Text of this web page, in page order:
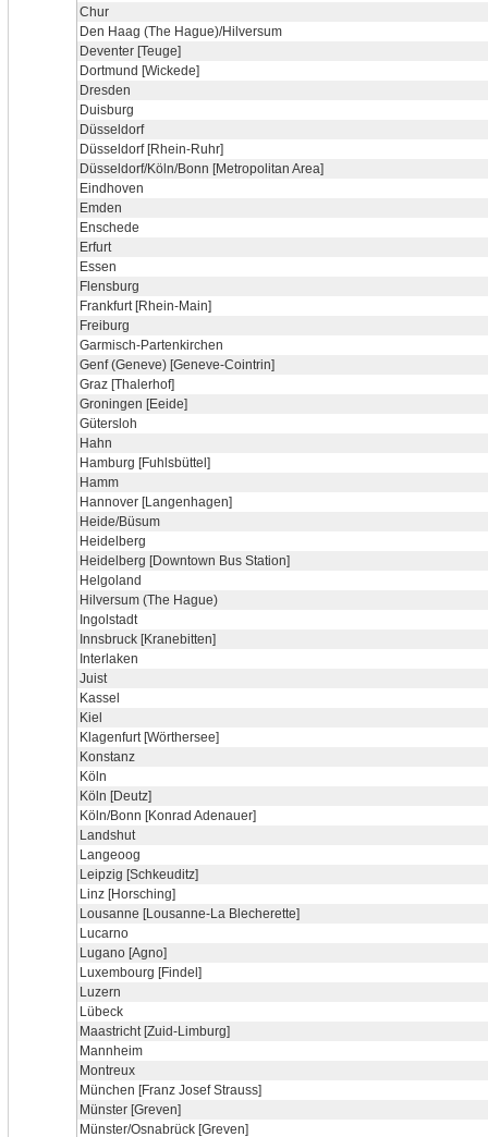
Chur
Den Haag (The Hague)/Hilversum
Deventer [Teuge]
Dortmund [Wickede]
Dresden
Duisburg
Düsseldorf
Düsseldorf [Rhein-Ruhr]
Düsseldorf/Köln/Bonn [Metropolitan Area]
Eindhoven
Emden
Enschede
Erfurt
Essen
Flensburg
Frankfurt [Rhein-Main]
Freiburg
Garmisch-Partenkirchen
Genf (Geneve) [Geneve-Cointrin]
Graz [Thalerhof]
Groningen [Eeide]
Gütersloh
Hahn
Hamburg [Fuhlsbüttel]
Hamm
Hannover [Langenhagen]
Heide/Büsum
Heidelberg
Heidelberg [Downtown Bus Station]
Helgoland
Hilversum (The Hague)
Ingolstadt
Innsbruck [Kranebitten]
Interlaken
Juist
Kassel
Kiel
Klagenfurt [Wörthersee]
Konstanz
Köln
Köln [Deutz]
Köln/Bonn [Konrad Adenauer]
Landshut
Langeoog
Leipzig [Schkeuditz]
Linz [Horsching]
Lousanne [Lousanne-La Blecherette]
Lucarno
Lugano [Agno]
Luxembourg [Findel]
Luzern
Lübeck
Maastricht [Zuid-Limburg]
Mannheim
Montreux
München [Franz Josef Strauss]
Münster [Greven]
Münster/Osnabrück [Greven]